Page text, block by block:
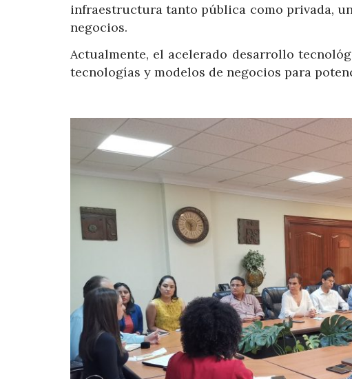
infraestructura tanto pública como privada,
negocios.
Actualmente, el acelerado desarrollo
tecnologías y modelos de negocios para